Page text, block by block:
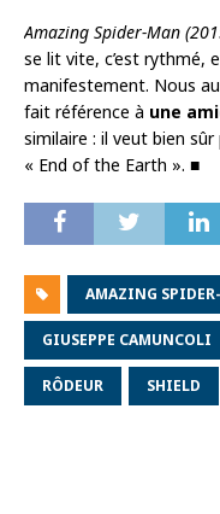
Amazing Spider-Man
se lit vite, c’est rythmé,
manifestement. Nous
fait référence à une
similaire : il veut bien sûr
« End of the Earth ». ■
AMAZING
GIUSEPPE CAMUNCOLI
RÔDEUR SHIELD